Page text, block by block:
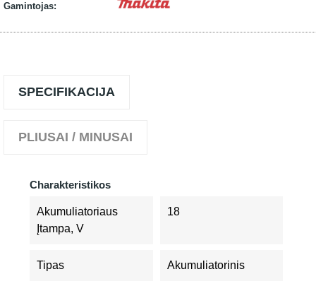
Gamintojas:
SPECIFIKACIJA
PLIUSAI / MINUSAI
Charakteristikos
Akumuliatoriaus
Įtampa, V
18
Tipas Akumuliatorinis